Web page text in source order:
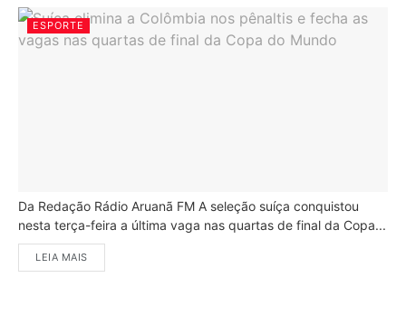
ESPORTE
Da Redação Rádio Aruanã FM A seleção suíça conquistou
nesta terça-feira a última vaga nas quartas de final da Copa...
LEIA MAIS